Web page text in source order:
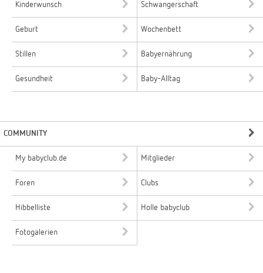
Kinderwunsch Schwangerschaft
Geburt Wochenbett
Stillen Babyernährung
Gesundheit Baby-Alltag
COMMUNITY
My babyclub.de Mitglieder
Foren Clubs
Hibbelliste Holle babyclub
Fotogalerien